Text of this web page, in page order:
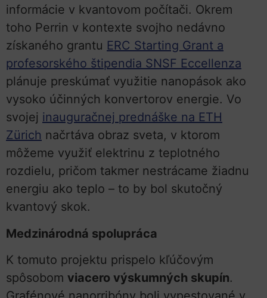
informácie v kvantovom počítači. Okrem
toho Perrin v kontexte svojho nedávno
získaného grantu ERC Starting Grant a
profesorského štipendia SNSF Eccellenza
plánuje preskúmať využitie nanopások ako
vysoko účinných konvertorov energie. Vo
svojej inauguračnej prednáške na ETH
Zürich načrtáva obraz sveta, v ktorom
môžeme využiť elektrinu z teplotného
rozdielu, pričom takmer nestrácame žiadnu
energiu ako teplo – to by bol skutočný
kvantový skok.
Medzinárodná spolupráca
K tomuto projektu prispelo kľúčovým
spôsobom viacero výskumných skupín.